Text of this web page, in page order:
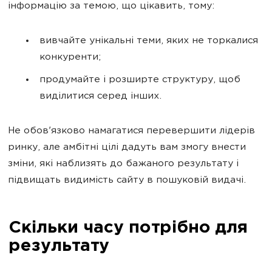
інформацію за темою, що цікавить, тому:
вивчайте унікальні теми, яких не торкалися
конкуренти;
продумайте і розширте структуру, щоб
виділитися серед інших.
Не обов'язково намагатися перевершити лідерів
ринку, але амбітні цілі дадуть вам змогу внести
зміни, які наблизять до бажаного результату і
підвищать видимість сайту в пошуковій видачі.
Скільки часу потрібно для
результату